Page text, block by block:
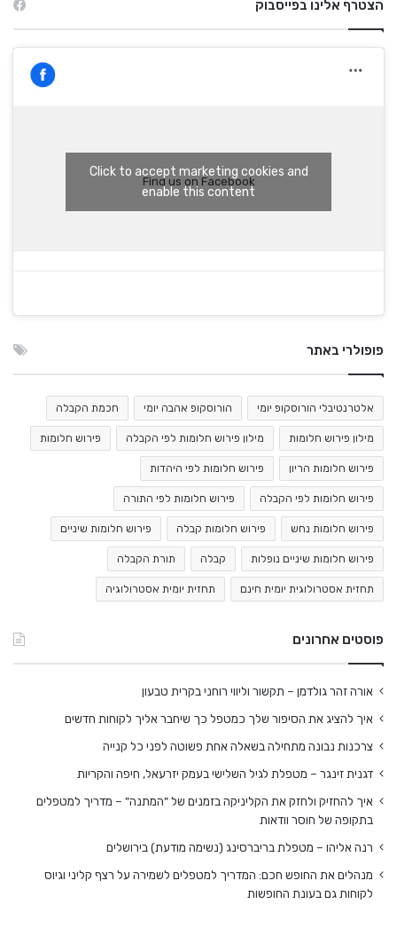
הצטרף אלינו בפייסבוק
Find us on Facebook
Click to accept marketing cookies and
enable this content
פופולרי באתר
אלטרנטיבלי הורוסקופ יומי הורוסקופ אהבה יומי חכמת הקבלה
מילון פירוש חלומות מילון פירוש חלומות לפי הקבלה פירוש חלומות
פירוש חלומות הריון פירוש חלומות לפי היהדות
פירוש חלומות לפי הקבלה פירוש חלומות לפי התורה
פירוש חלומות נחש פירוש חלומות קבלה פירוש חלומות שיניים
פירוש חלומות שיניים נופלות קבלה תורת הקבלה
תחזית אסטרולוגית יומית חינם תחזית יומית אסטרולוגיה
פוסטים אחרונים
אורה זהר גולדמן – תקשור וליווי רוחני בקרית טבעון
איך להציג את הסיפור שלך כמטפל כך שיחבר אליך לקוחות חדשים
צרכנות נבונה מתחילה בשאלה אחת פשוטה לפני כל קנייה
דגנית זינגר – מטפלת לגיל השלישי בעמק יזרעאל, חיפה והקריות
איך להחזיק ולחזק את הקליניקה בזמנים של "המתנה" – מדריך למטפלים
בתקופה של חוסר וודאות
רנה אליהו – מטפלת בריברסינג (נשימה מודעת) בירושלים
מנהלים את החופש חכם: המדריך למטפלים לשמירה על רצף קליני וגיוס
לקוחות גם בעונת החופשות